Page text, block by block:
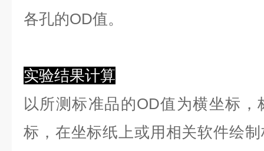
各孔的OD值。
实验结果计算
以所测标准品的OD值为横坐标，
标，在坐标纸上或用相关软件绘制